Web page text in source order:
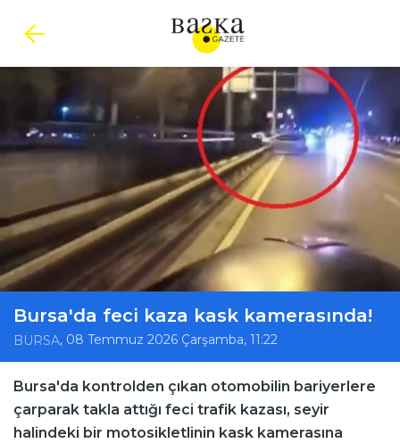
Bursa'da feci kaza kask kamerasında!
BURSA, 08 Temmuz 2026 Çarşamba, 11:22
Bursa'da kontrolden çıkan otomobilin bariyerlere
çarparak takla attığı feci trafik kazası, seyir
halindeki bir motosikletlinin kask kamerasına